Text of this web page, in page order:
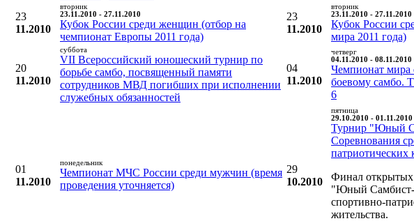
23
11.2010
вторник
23.11.2010 - 27.11.2010
Кубок России среди женщин (отбор на
чемпионат Европы 2011 года)
23
11.2010
вторник
23.11.2010 - 27.11.2010
Кубок России
мира 2011 года)
20
11.2010
суббота
VII Всероссийский юношеский турнир по
борьбе самбо, посвященный памяти
сотрудников МВД погибших при исполнении
служебных обязанностей
04
11.2010
четверг
04.11.2010 - 08.11.2010
Чемпионат
боевому самбо.
6
01
11.2010
понедельник
Чемпионат МЧС России среди мужчин (время
проведения уточняется)
29
10.2010
пятница
29.10.2010 - 01.11.2010
Турнир "Юный
Соревнования
патриотических
Финал открытых
"Юный Самбист-
спортивно-
жительства.